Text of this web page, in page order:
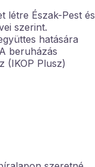
létre Észak-Pest és
szerint.
hatására
beruházás
(IKOP Plusz)